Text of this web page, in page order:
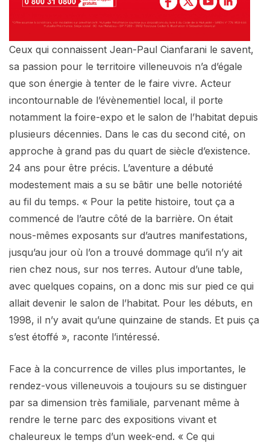
Ceux qui connaissent Jean-Paul Cianfarani le savent,
sa passion pour le territoire villeneuvois n’a d’égale
que son énergie à tenter de le faire vivre. Acteur
incontournable de l’évènementiel local, il porte
notamment la foire-expo et le salon de l’habitat depuis
plusieurs décennies. Dans le cas du second cité, on
approche à grand pas du quart de siècle d’existence.
24 ans pour être précis. L’aventure a débuté
modestement mais a su se bâtir une belle notoriété
au fil du temps. « Pour la petite histoire, tout ça a
commencé de l’autre côté de la barrière. On était
nous-mêmes exposants sur d’autres manifestations,
jusqu’au jour où l’on a trouvé dommage qu’il n’y ait
rien chez nous, sur nos terres. Autour d’une table,
avec quelques copains, on a donc mis sur pied ce qui
allait devenir le salon de l’habitat. Pour les débuts, en
1998, il n’y avait qu’une quinzaine de stands. Et puis ça
s’est étoffé », raconte l’intéressé.
Face à la concurrence de villes plus importantes, le
rendez-vous villeneuvois a toujours su se distinguer
par sa dimension très familiale, parvenant même à
rendre le terne parc des expositions vivant et
chaleureux le temps d’un week-end. « Ce qui